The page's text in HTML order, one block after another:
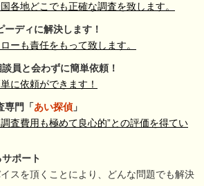
各地どこでも正確な調査を致します。
ーディに解決します！
ーも責任をもって致します。
談員と会わずに簡単依頼！
に依頼ができます！
専門「あい探偵」
査費用も極めて良心的”との評価を得てい
ポート
スを頂くことにより、どんな問題でも解決